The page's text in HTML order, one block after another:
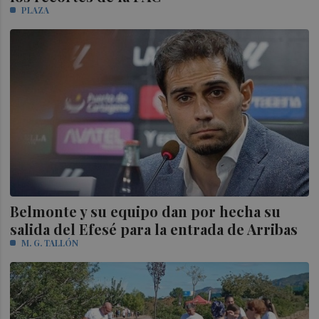
PLAZA
Belmonte y su equipo dan por hecha su
salida del Efesé para la entrada de Arribas
M. G. TALLÓN